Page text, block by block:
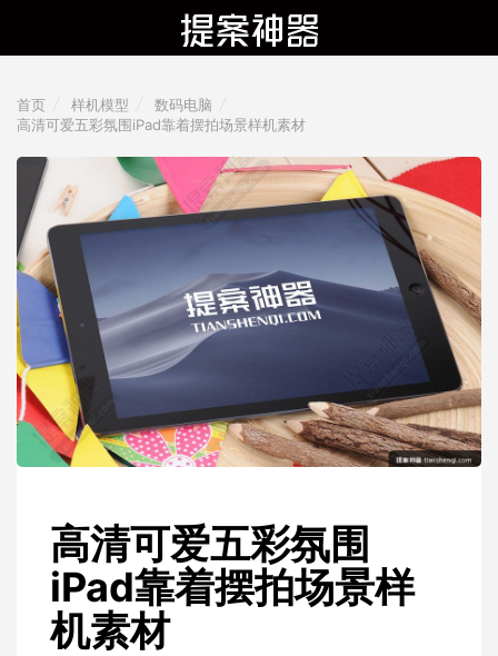
首页 样机模型
数码电脑
高清可爱五彩氛围iPad靠着摆拍场景样机素材
高清可爱五彩氛围
iPad靠着摆拍场景样
机素材